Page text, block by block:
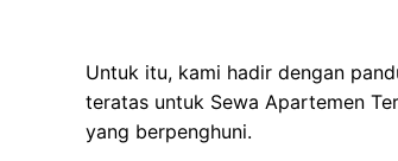
Untuk itu, kami hadir dengan
teratas untuk Sewa Apartemen
yang berpenghuni.